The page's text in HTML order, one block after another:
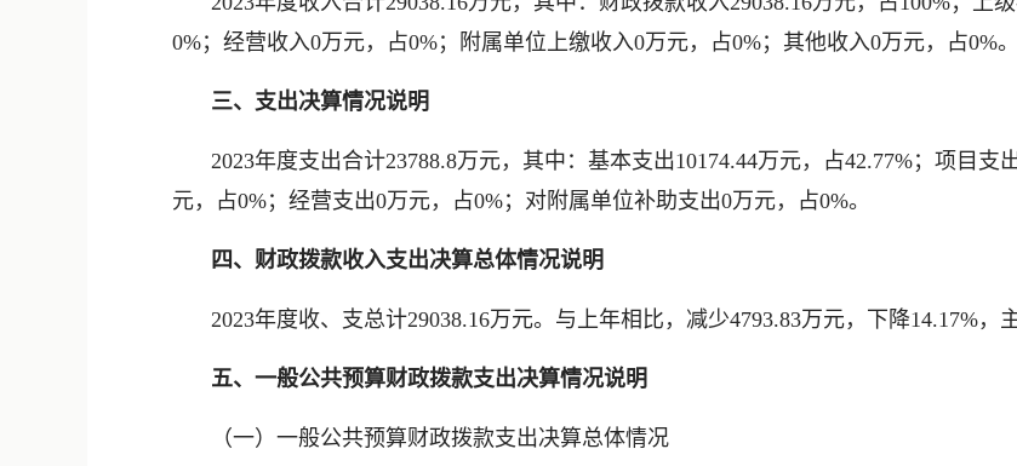
0%；经营收入0万元，占0%；附属单位上缴收入0万元，占0%；其他收入0万元，占0%。
三、支出决算情况说明
2023年度支出合计23788.8万元，其中：基本支出10174.44万元，占42.77%；项目支
元，占0%；经营支出0万元，占0%；对附属单位补助支出0万元，占0%。
四、财政拨款收入支出决算总体情况说明
2023年度收、支总计29038.16万元。与上年相比，减少4793.83万元，下降14.17%，
五、一般公共预算财政拨款支出决算情况说明
（一）一般公共预算财政拨款支出决算总体情况